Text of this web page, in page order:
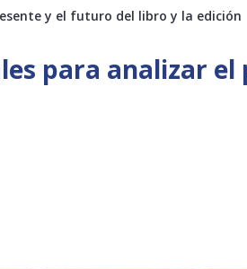
y el futuro del libro y la edición
para analizar